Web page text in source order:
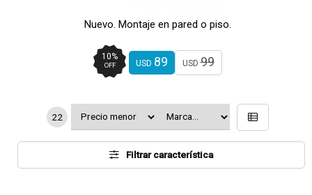
Nuevo. Montaje en pared o piso.
10%
OFF USD 89 USD99
22
Filtrar característica